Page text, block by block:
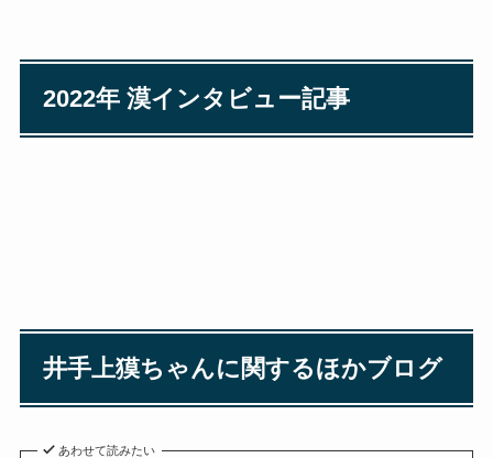
2022年 漠インタビュー記事
井手上獏ちゃんに関するほかブログ
あわせて読みたい